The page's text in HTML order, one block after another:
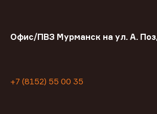
Офис/ПВЗ Мурманск на ул. А.
+7 (8152) 55 00 35